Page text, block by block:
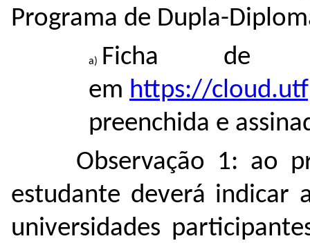
Programa de Dupla-
Ficha de
em https://
preenchida e
Observação 1: ao
estudante deverá indicar
universidades